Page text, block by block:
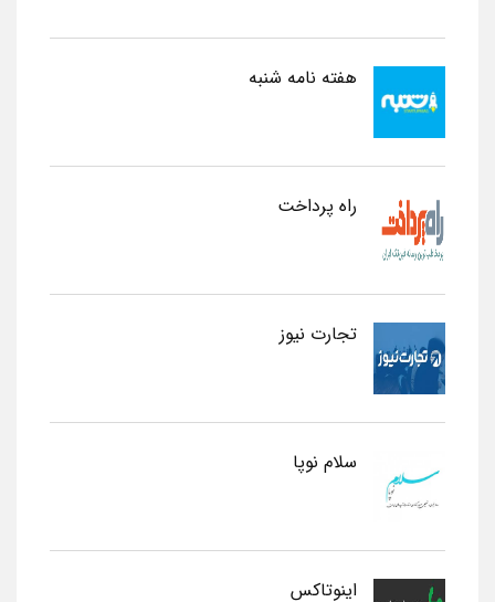
هفته نامه شنبه
راه پرداخت
تجارت نیوز
سلام نوپا
اینوتاکس